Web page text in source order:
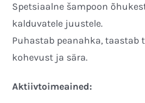
Spetsiaalne šampoon
kalduvatele juustele.
Puhastab peanahka, taastab
kohevust ja sära.
Aktiivtoimeained: